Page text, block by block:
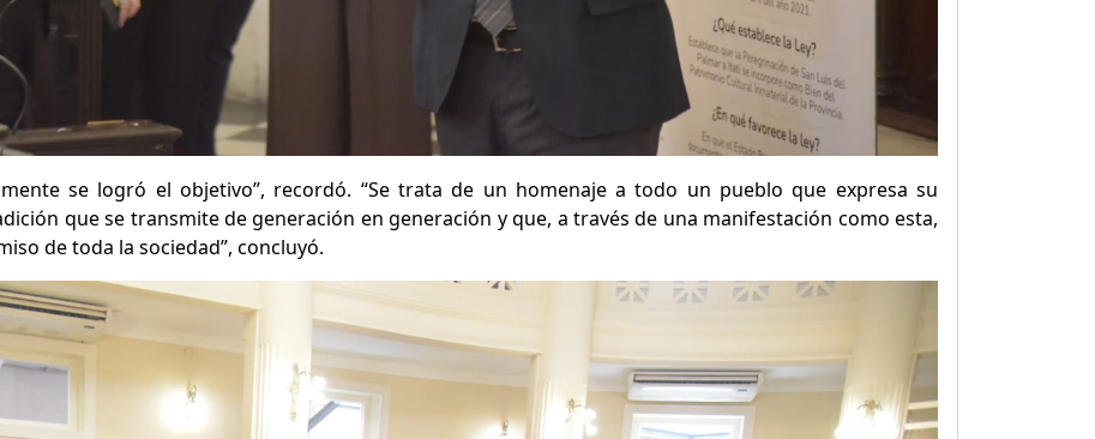
se logró el objetivo”, recordó. “Se trata de un homenaje a todo un pueblo que expresa su
que se transmite de generación en generación y que, a través de una manifestación como esta,
de toda la sociedad”, concluyó.